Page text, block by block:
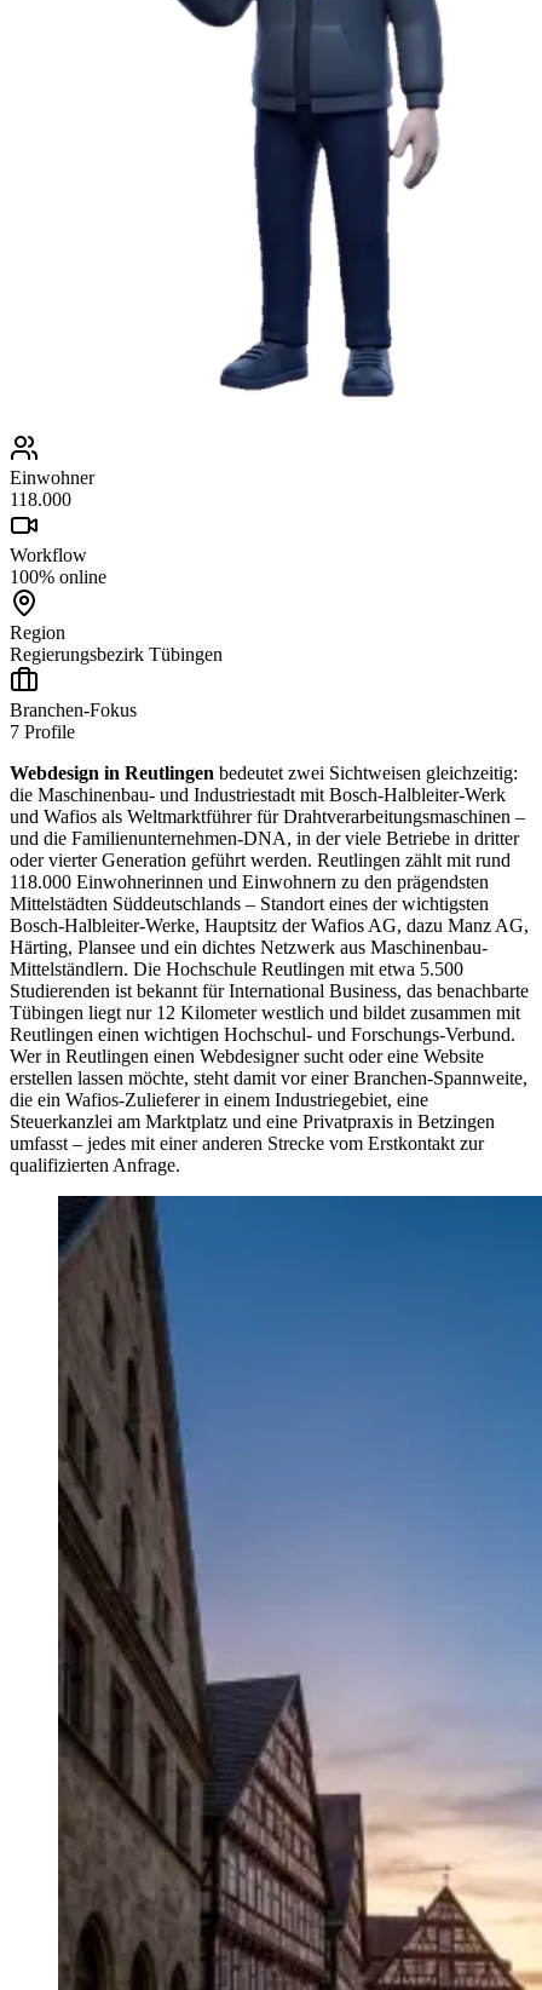
Einwohner
118.000
Workflow
100% online
Region
Regierungsbezirk Tübingen
Branchen-Fokus
7 Profile
Webdesign in Reutlingen bedeutet zwei Sichtweisen gleichzeitig:
die Maschinenbau- und Industriestadt mit Bosch-Halbleiter-Werk
und Wafios als Weltmarktführer für Drahtverarbeitungsmaschinen –
und die Familienunternehmen-DNA, in der viele Betriebe in dritter
oder vierter Generation geführt werden. Reutlingen zählt mit rund
118.000 Einwohnerinnen und Einwohnern zu den prägendsten
Mittelstädten Süddeutschlands – Standort eines der wichtigsten
Bosch-Halbleiter-Werke, Hauptsitz der Wafios AG, dazu Manz AG,
Härting, Plansee und ein dichtes Netzwerk aus Maschinenbau-
Mittelständlern. Die Hochschule Reutlingen mit etwa 5.500
Studierenden ist bekannt für International Business, das benachbarte
Tübingen liegt nur 12 Kilometer westlich und bildet zusammen mit
Reutlingen einen wichtigen Hochschul- und Forschungs-Verbund.
Wer in Reutlingen einen Webdesigner sucht oder eine Website
erstellen lassen möchte, steht damit vor einer Branchen-Spannweite,
die ein Wafios-Zulieferer in einem Industriegebiet, eine
Steuerkanzlei am Marktplatz und eine Privatpraxis in Betzingen
umfasst – jedes mit einer anderen Strecke vom Erstkontakt zur
qualifizierten Anfrage.